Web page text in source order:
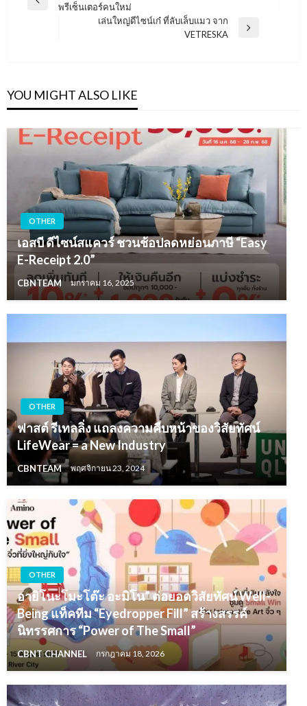
Previousพรีเซ็นเตอร์คนใหม่
เล่นใหญ่ดีไซน์เก๋ ที่ลับเล็บแมว จาก
VETRESKA
YOU MIGHT ALSO LIKE
OTHER
เอสบี ดีไซน์สแควร์ ชวนช้อปลดหย่อนภาษี “Easy
E-Receipt 2.0”
CBNTEAM มกราคม 16, 2025
OTHER
ฟาสต์ รีเทลลิ่ง แถลงความคืบหน้าของวิสัยทัศน์
LifeWear = a New Industry
CBNTEAM พฤศจิกายน 23, 2024
OTHER
อายิโนะโมะโต๊ะ อะมิโน” ต่อยอดวิสัยทัศน์ Well-
Being แท็คทีม “Eyedropper Fill” สร้างสรรค์
นิทรรศการ “Power of The Small”
CBNT CHANNEL กรกฎาคม 18, 2026